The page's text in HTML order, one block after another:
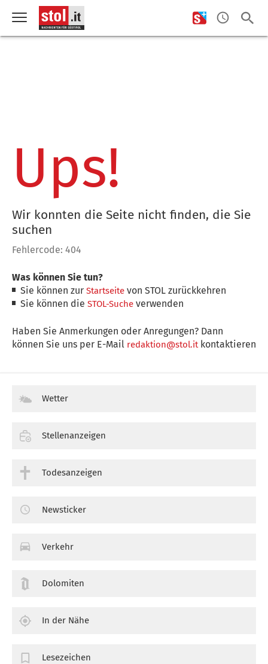
Ups!
Wir konnten die Seite nicht finden, die Sie
suchen
Fehlercode: 404
Was können Sie tun?
Sie können zurStartseite von STOL zurückkehren
Sie können dieSTOL-Suche verwenden
Haben Sie Anmerkungen oder Anregungen? Dann
können Sie uns per E-Mail redaktion@stol.itkontaktieren
Wetter
Stellenanzeigen
Todesanzeigen
Newsticker
Verkehr
Dolomiten
In der Nähe
Lesezeichen